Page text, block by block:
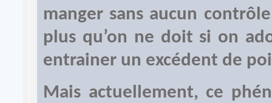
manger sans aucun
plus qu’on ne doit si on
entrainer un excédent de
Mais actuellement, ce